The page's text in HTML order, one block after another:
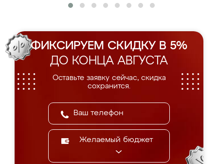
ФИКСИРУЕМ СКИДКУ В 5%
ДО КОНЦА АВГУСТА
Оставьте заявку сейчас, скидка
сохранится.
Желаемый бюджет